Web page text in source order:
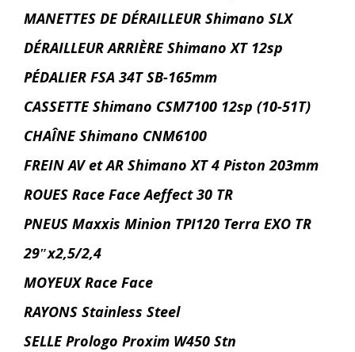
MANETTES DE DÉRAILLEUR Shimano SLX
DÉRAILLEUR ARRIÈRE Shimano XT 12sp
PÉDALIER FSA 34T SB-165mm
CASSETTE Shimano CSM7100 12sp (10-51T)
CHAÎNE Shimano CNM6100
FREIN AV et AR Shimano XT 4 Piston 203mm
ROUES Race Face Aeffect 30 TR
PNEUS Maxxis Minion TPI120 Terra EXO TR
29″x2,5/2,4
MOYEUX Race Face
RAYONS Stainless Steel
SELLE Prologo Proxim W450 Stn